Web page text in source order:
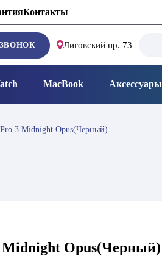
Контакты
Лиговский пр. 73
MacBook Аксессуары
3 Midnight Opus(Черный)
Midnight Opus(Черный)